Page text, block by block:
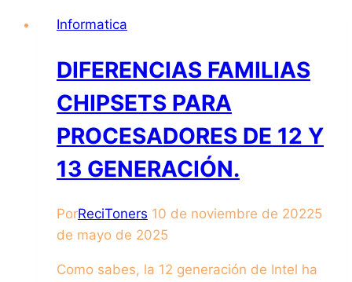
Informatica
DIFERENCIAS FAMILIAS
CHIPSETS PARA
PROCESADORES DE 12 Y
13 GENERACIÓN.
PorReciToners 10 de noviembre de 20225
de mayo de 2025
Como sabes, la 12 generación de Intel ha